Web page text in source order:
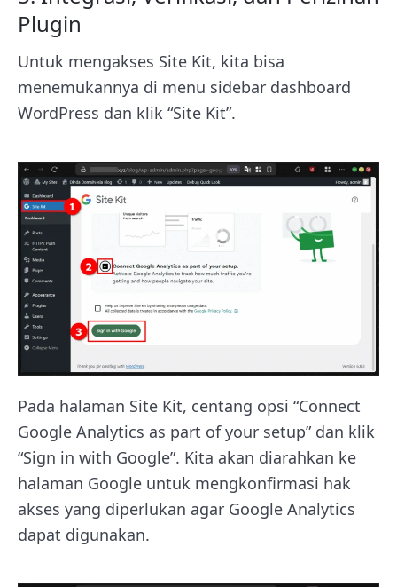
Plugin
Untuk mengakses Site Kit, kita bisa
menemukannya di menu sidebar dashboard
WordPress dan klik “Site Kit”.
Pada halaman Site Kit, centang opsi “Connect
Google Analytics as part of your setup” dan klik
“Sign in with Google”. Kita akan diarahkan ke
halaman Google untuk mengkonfirmasi hak
akses yang diperlukan agar Google Analytics
dapat digunakan.